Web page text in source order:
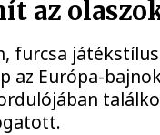
az
furcsa
az Európa-